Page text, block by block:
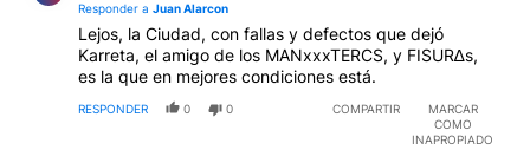
Responder a Juan Alarcon
Lejos, la Ciudad, con fallas y defectos que dejó
Karreta, el amigo de los MANxxxTERCS, y FISUR∆s,
es la que en mejores condiciones está.
RESPONDER 0 0 COMPARTIR
MARCAR
COMO
INAPROPIADO